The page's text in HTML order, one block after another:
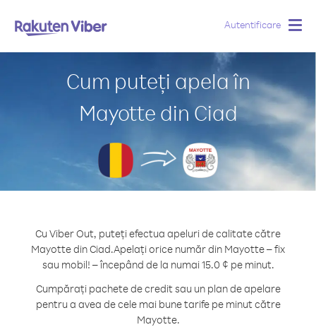
Autentificare
Cum puteți apela în
Mayotte din Ciad
Cu Viber Out, puteți efectua apeluri de calitate către
Mayotte din Ciad.Apelați orice număr din Mayotte – fix
sau mobil! – începând de la numai 15.0 ¢ pe minut.
Cumpărați pachete de credit sau un plan de apelare
pentru a avea de cele mai bune tarife pe minut către
Mayotte.